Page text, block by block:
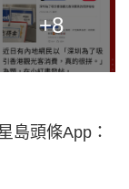
+8
島頭條App：